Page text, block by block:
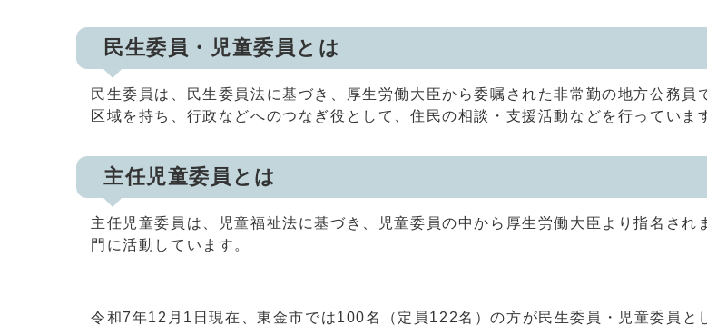
民生委員・児童委員とは
民生委員は、民生委員法に基づき、厚生労働大臣から委嘱された非常勤の地方公務
区域を持ち、行政などへのつなぎ役として、住民の相談・支援活動などを行っていま
主任児童委員とは
主任児童委員は、児童福祉法に基づき、児童委員の中から厚生労働大臣より指名さ
門に活動しています。
令和7年12月1日現在、東金市では100名（定員122名）の方が民生委員・児童委員